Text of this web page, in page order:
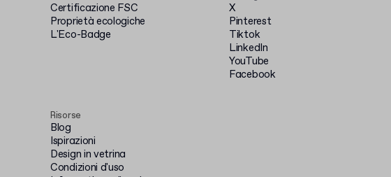
Certificazione FSC
Proprietà ecologiche
L'Eco-Badge
Risorse
Blog
Ispirazioni
Design in vetrina
Condizioni d'uso
X
Pinterest
Tiktok
LinkedIn
YouTube
Facebook